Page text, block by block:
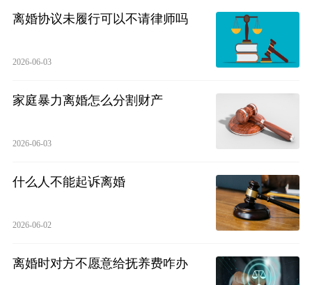
离婚协议未履行可以不请律师吗
2026-06-03
家庭暴力离婚怎么分割财产
2026-06-03
什么人不能起诉离婚
2026-06-02
离婚时对方不愿意给抚养费咋办